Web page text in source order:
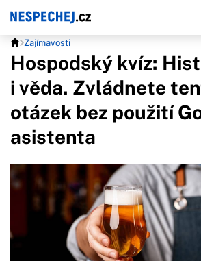
Zajímavosti
Hospodský kvíz:
i věda. Zvládnete
otázek bez použití
asistenta